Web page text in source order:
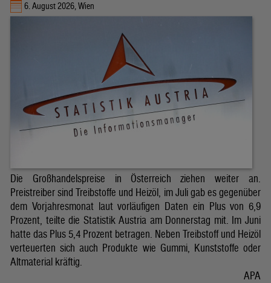
6. August 2026, Wien
Die Großhandelspreise in Österreich ziehen weiter an.
Preistreiber sind Treibstoffe und Heizöl, im Juli gab es gegenüber
dem Vorjahresmonat laut vorläufigen Daten ein Plus von 6,9
Prozent, teilte die Statistik Austria am Donnerstag mit. Im Juni
hatte das Plus 5,4 Prozent betragen. Neben Treibstoff und Heizöl
verteuerten sich auch Produkte wie Gummi, Kunststoffe oder
Altmaterial kräftig.
APA